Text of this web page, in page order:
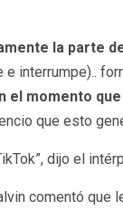
la parte
e interrumpe)..
el momento
que esto
dijo el
comentó que